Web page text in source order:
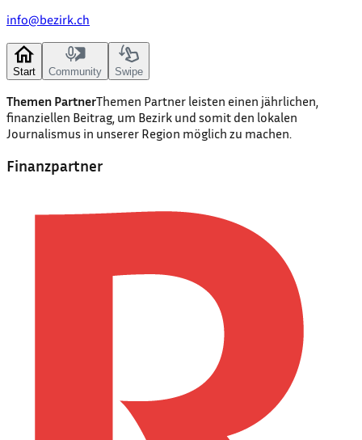
info@bezirk.ch
Start Community Swipe
Themen PartnerThemen Partner leisten einen jährlichen,
finanziellen Beitrag, um Bezirk und somit den lokalen
Journalismus in unserer Region möglich zu machen.
Finanzpartner